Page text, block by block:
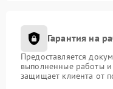
Гарантия на
Предоставляется
выполненные работы и
защищает клиента от